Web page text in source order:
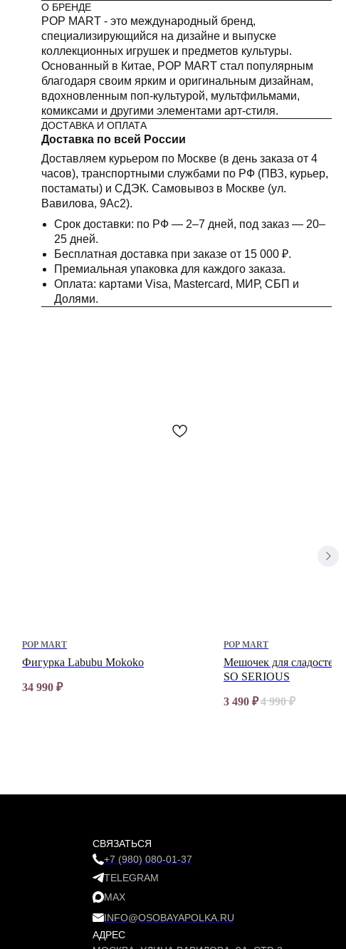
О БРЕНДЕ
POP MART - это международный бренд,
специализирующийся на дизайне и выпуске
коллекционных игрушек и предметов культуры.
Основанный в Китае, POP MART стал популярным
благодаря своим ярким и оригинальным дизайнам,
вдохновленным поп-культурой, мультфильмами,
комиксами и другими элементами арт-стиля.
ДОСТАВКА И ОПЛАТА
Доставка по всей России
Доставляем курьером по Москве (в день заказа от 4
часов), транспортными службами по РФ (ПВЗ, курьер,
постаматы) и СДЭК. Самовывоз в Москве (ул.
Вавилова, 9Ас2).
Срок доставки: по РФ — 2–7 дней, под заказ — 20–
25 дней.
Бесплатная доставка при заказе от 15 000 ₽.
Премиальная упаковка для каждого заказа.
Оплата: картами Visa, Mastercard, МИР, СБП и
Долями.
Фигурка Labubu Mokoko
POP MART
34 990 ₽
Мешочек для сладостей
SO SERIOUS
POP MART
3 490 ₽4 990 ₽
СВЯЗАТЬСЯ
+7 (980) 080-01-37
TELEGRAM
MAX
INFO@OSOBAYAPOLKA.RU
АДРЕС